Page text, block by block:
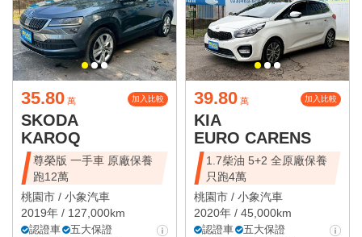
35.80 萬 加入比較
SKODA
KAROQ
尊榮版 一手車 原廠保養
跑12萬
桃園市 / 小象汽車
2019年 / 127,000km
認證車
五大保證
39.80 萬 加入比較
KIA
EURO CARENS
1.7柴油 5+2 全原廠保養
只跑4萬
桃園市 / 小象汽車
2020年 / 45,000km
認證車
五大保證